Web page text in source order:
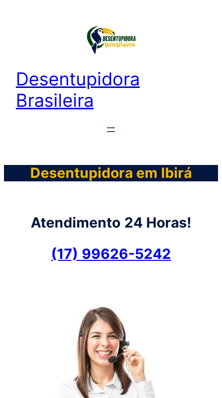
Desentupidora
Brasileira
Desentupidora em Ibirá
Atendimento 24 Horas!
(17) 99626-5242